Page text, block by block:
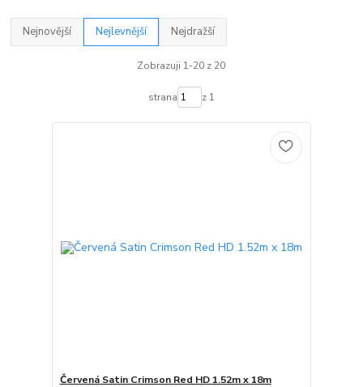
Nejnovější Nejlevnější Nejdražší
Zobrazuji 1-20 z 20
strana z 1
Červená Satin Crimson Red HD 1.52m x 18m